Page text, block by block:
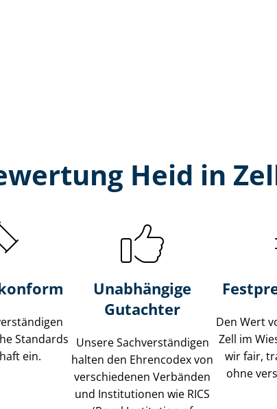
Heid in
Standards
ein.
Unabhängige
Gutachter
Unsere Sach­ver­stän­di­gen
halten den Ehrencodex von
verschiedenen Verbänden
und Institutionen wie RICS
Den Wert
Zell im
wir fair,
ohne